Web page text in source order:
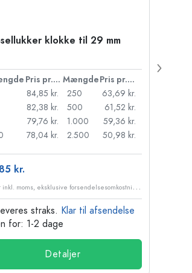
klokke til 29 mm
Pris pr. stk. Mængde
Pris pr. stk.
84,85 kr.
82,38 kr.
79,76 kr.
78,04 kr.
250
63,69 kr.
500
61,52 kr.
1.000
59,36 kr.
2.500
50,98 kr.
kr.
P
riser inkl. moms, eksklusive forsendelsesomkostninger
straks. Klar til afsendelse
for: 1-2 dage
Detaljer